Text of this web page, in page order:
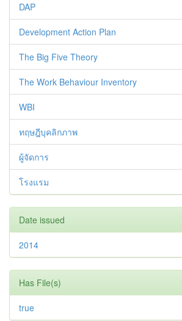
DAP
Development Action Plan
The Big Five Theory
The Work Behaviour Inventory
WBI
ทฤษฎีบุคลิกภาพ
ผู้จัดการ
โรงแรม
Date issued
2014
Has File(s)
true